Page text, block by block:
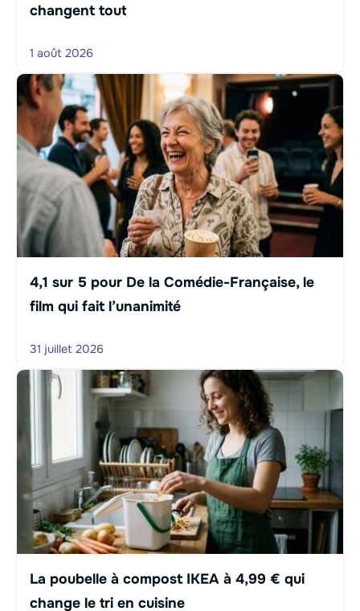
changent tout
1 août 2026
4,1 sur 5 pour De la Comédie-Française, le
film qui fait l’unanimité
31 juillet 2026
La poubelle à compost IKEA à 4,99 € qui
change le tri en cuisine